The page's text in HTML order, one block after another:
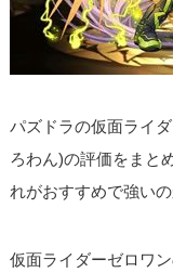
パズドラの仮面ライ
ろわん)の評価をまと
れがおすすめで強いの
仮面ライダーゼロワ